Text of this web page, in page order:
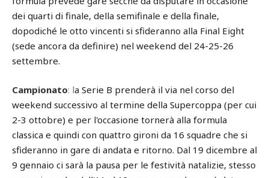
dei quarti di finale, della semifinale e della finale,
dopodiché le otto vincenti si sfideranno alla Final Eight
(sede ancora da definire) nel weekend del 24-25-26
settembre.
Campionato: la Serie B prenderà il via nel corso del
weekend successivo al termine della Supercoppa (per cui
2-3 ottobre) e per l'occasione tornerà alla formula
classica e quindi con quattro gironi da 16 squadre che si
sfideranno in gare di andata e ritorno. Dal 19 dicembre al
9 gennaio ci sarà la pausa per le festività natalizie, stesso